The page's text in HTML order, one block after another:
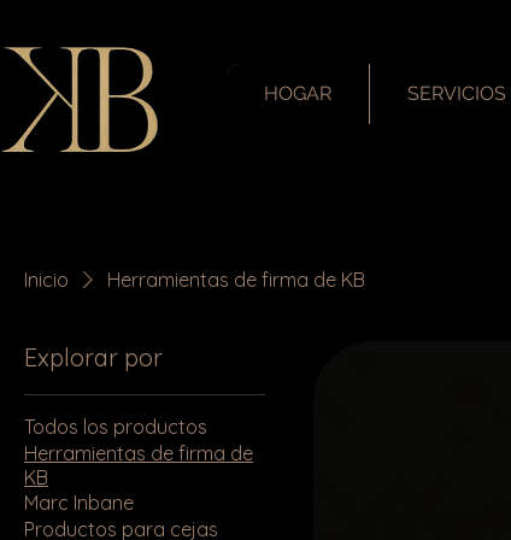
HOGAR SERVICIOS
Inicio Herramientas de firma de KB
Explorar por
Todos los productos
Herramientas de firma de
KB
Marc Inbane
Productos para cejas